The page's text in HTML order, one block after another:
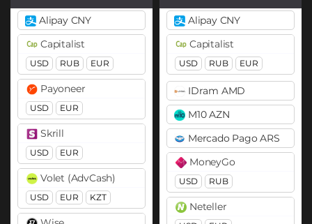
BEP20
Bitcoin (BTC)
BTC BEP20
ARB
AVAXC
Bitcoin Cash (BCH)
Bitcoin SV (BSV)
Cardano (ADA)
Chainlink (LINK)
ERC20
Alipay CNY
Capitalist
USD RUB EUR
Payoneer
USD EUR
Skrill
USD EUR
Volet (AdvCash)
USD EUR KZT
Bitcoin (BTC)
BTC BEP20
Bitcoin Cash (BCH)
Bitcoin SV (BSV)
BitTorrent (BTT)
Cardano (ADA)
Chainlink (LINK)
ERC20
Cosmos (ATOM)
Cronos (CRO)
Alipay CNY
Capitalist
USD RUB EUR
IDram AMD
M10 AZN
Mercado Pago ARS
MoneyGo
USD RUB
Neteller